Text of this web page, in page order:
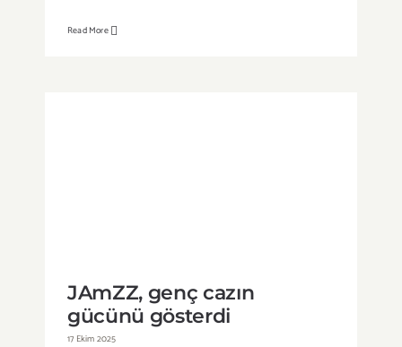
Read More
JAmZZ, genç cazın
gücünü gösterdi
17 Ekim 2025